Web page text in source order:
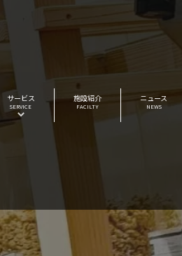
サービス
SERVICE
施設紹介
FACILTY
ニュース
NEWS